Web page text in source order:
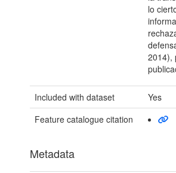
lo
2014),
Included with dataset
Yes
Feature catalogue citation
Metadata